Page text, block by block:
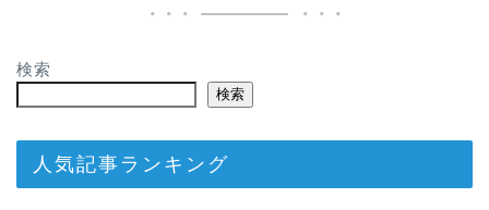
検索
検索
人気記事ランキング